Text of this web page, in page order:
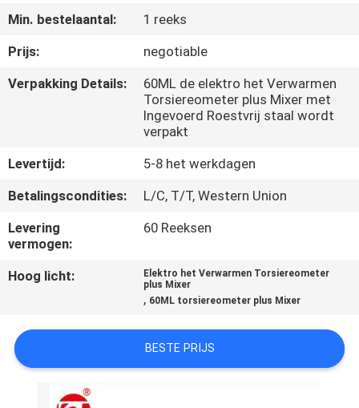
KWALITEITSCONTROLE
CONTACTEER
NIEUWS
VERZOEK
OM EEN
SHOW
SITEMAP
Min. bestelaantal:
1 reeks
Prijs:
negotiable
Verpakking Details:
60ML de elektro het Verwarmen
Torsiereometer plus Mixer met
Ingevoerd Roestvrij staal wordt
verpakt
Levertijd:
5-8 het werkdagen
Betalingscondities:
L/C, T/T, Western Union
Levering
vermogen:
60 Reeksen
Hoog licht:
Elektro het Verwarmen Torsiereometer
plus Mixer
, 60ML torsiereometer plus Mixer
BESTE PRIJS